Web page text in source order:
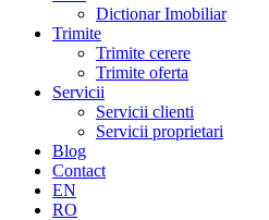
Dictionar Imobiliar
Trimite
Trimite cerere
Trimite oferta
Servicii
Servicii clienti
Servicii proprietari
Blog
Contact
EN
RO